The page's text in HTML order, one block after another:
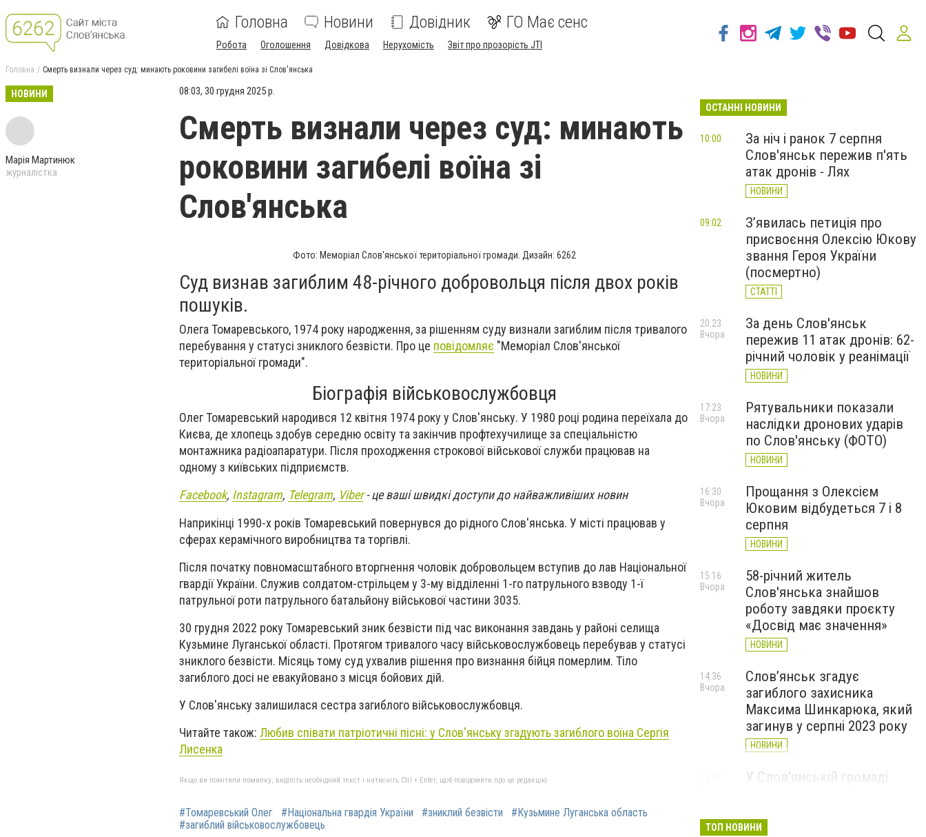
Головна Новини Довідник ГО Має сенс
Робота Оголошення Довідкова Нерухомість Звіт про прозорість JTI
Головна Смерть визнали через суд: минають роковини загибелі воїна зі Слов'янська
НОВИНИ
Марія Мартинюк
журналістка
08:03, 30 грудня 2025 р.
Смерть визнали через суд: минають
роковини загибелі воїна зі
Слов'янська
Фото: Меморіал Слов'янської територіальної громади. Дизайн: 6262
Суд визнав загиблим 48-річного добровольця після двох років
пошуків.
Олега Томаревського, 1974 року народження, за рішенням суду визнали загиблим після тривалого
перебування у статусі зниклого безвісти. Про це повідомляє "Меморіал Слов'янської
територіальної громади".
Біографія військовослужбовця
Олег Томаревський народився 12 квітня 1974 року у Слов'янську. У 1980 році родина переїхала до
Києва, де хлопець здобув середню освіту та закінчив профтехучилище за спеціальністю
монтажника радіоапаратури. Після проходження строкової військової служби працював на
одному з київських підприємств.
Facebook, Instagram, Telegram, Viber- це ваші швидкі доступи до найважливіших новин
Наприкінці 1990-х років Томаревський повернувся до рідного Слов'янська. У місті працював у
сферах керамічного виробництва та торгівлі.
Після початку повномасштабного вторгнення чоловік добровольцем вступив до лав Національної
гвардії України. Служив солдатом-стрільцем у 3-му відділенні 1-го патрульного взводу 1-ї
патрульної роти патрульного батальйону військової частини 3035.
30 грудня 2022 року Томаревський зник безвісти під час виконання завдань у районі селища
Кузьмине Луганської області. Протягом тривалого часу військовослужбовець перебував у статусі
зниклого безвісти. Місяць тому суд ухвалив рішення про визнання бійця померлим. Тіло
загиблого досі не евакуйовано з місця бойових дій.
У Слов'янську залишилася сестра загиблого військовослужбовця.
Читайте також: Любив співати патріотичні пісні: у Слов'янську згадують загиблого воїна Сергія
Лисенка
Якщо ви помітили помилку, виділіть необхідний текст і натисніть Ctrl + Enter, щоб повідомити про це редакцію
#Томаревський Олег #Національна гвардія України #зниклий безвісти
#Кузьмине Луганська область
#загиблий військовослужбовець
ОСТАННІ НОВИНИ
За ніч і ранок 7 серпня
Слов'янськ пережив п'ять
атак дронів - Лях
НОВИНИ
10:00
З’явилась петиція про
присвоєння Олексію Юкову
звання Героя України
(посмертно)
СТАТТІ
09:02
За день Слов'янськ
пережив 11 атак дронів: 62-
річний чоловік у реанімації
НОВИНИ
20:23
Вчора
Рятувальники показали
наслідки дронових ударів
по Слов'янську (ФОТО)
НОВИНИ
17:23
Вчора
Прощання з Олексієм
Юковим відбудеться 7 і 8
серпня
НОВИНИ
16:30
Вчора
58-річний житель
Слов'янська знайшов
роботу завдяки проєкту
«Досвід має значення»
НОВИНИ
15:16
Вчора
Слов’янськ згадує
загиблого захисника
Максима Шинкарюка, який
загинув у серпні 2023 року
НОВИНИ
14:36
Вчора
У Слов'янській громаді
НОВИНИ
ТОП НОВИНИ